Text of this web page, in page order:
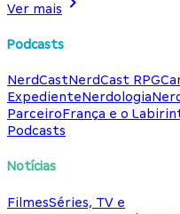
Ver mais
Podcasts
NerdCastNerdCast RPG
ExpedienteNerdologia
ParceiroFrança e o
Podcasts
Notícias
FilmesSéries, TV e